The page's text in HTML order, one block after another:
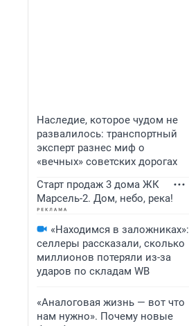
Наследие, которое чудом не
развалилось: транспортный
эксперт разнес миф о
«вечных» советских дорогах
Старт продаж 3 дома ЖК
Марсель-2. Дом, небо, река!
«Находимся в заложниках»:
селлеры рассказали, сколько
миллионов потеряли из-за
ударов по складам WB
«Аналоговая жизнь — вот что
нам нужно». Почему новые